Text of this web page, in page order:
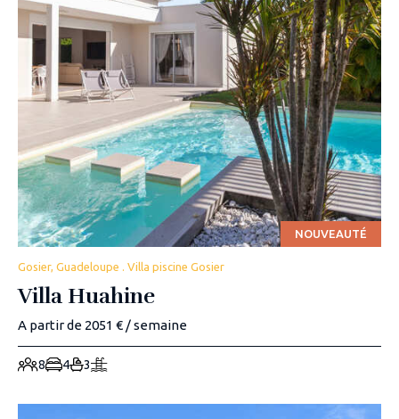
NOUVEAUTÉ
Gosier, Guadeloupe . Villa piscine Gosier
Villa Huahine
A partir de 2051 € / semaine
8 4 3